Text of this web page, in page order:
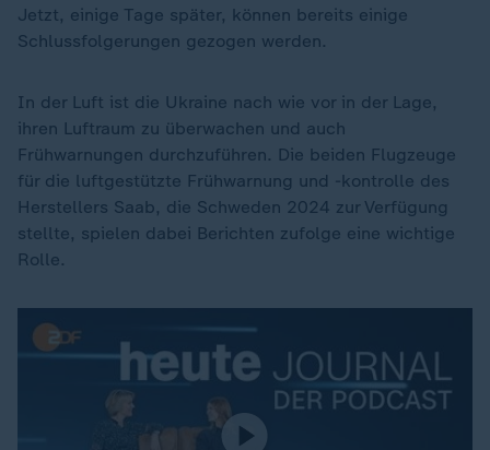
Jetzt, einige Tage später, können bereits einige
Schlussfolgerungen gezogen werden.
In der Luft ist die Ukraine nach wie vor in der Lage,
ihren Luftraum zu überwachen und auch
Frühwarnungen durchzuführen. Die beiden Flugzeuge
für die luftgestützte Frühwarnung und -kontrolle des
Herstellers Saab, die Schweden 2024 zur Verfügung
stellte, spielen dabei Berichten zufolge eine wichtige
Rolle.